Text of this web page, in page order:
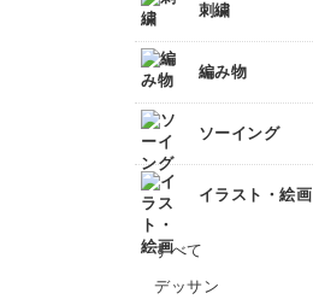
刺繍
すべて
伝統刺繍
その他刺繍
パンチニードル
刺し子
クロスステッチ
オートクチュール刺繍
編み物
すべて
棒針編み
かぎ針編み
レース編み
ソーイング
すべて
パッチワーク
布小物
和裁
イラスト・絵画
すべて
デッサン